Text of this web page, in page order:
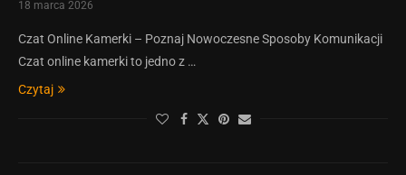
18 marca 2026
Czat Online Kamerki – Poznaj Nowoczesne Sposoby Komunikacji
Czat online kamerki to jedno z …
Czytaj